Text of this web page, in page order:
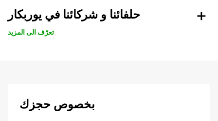
حلفائنا و شركائنا في يوربكار
تعرّف الى المزيد
بخصوص حجزك